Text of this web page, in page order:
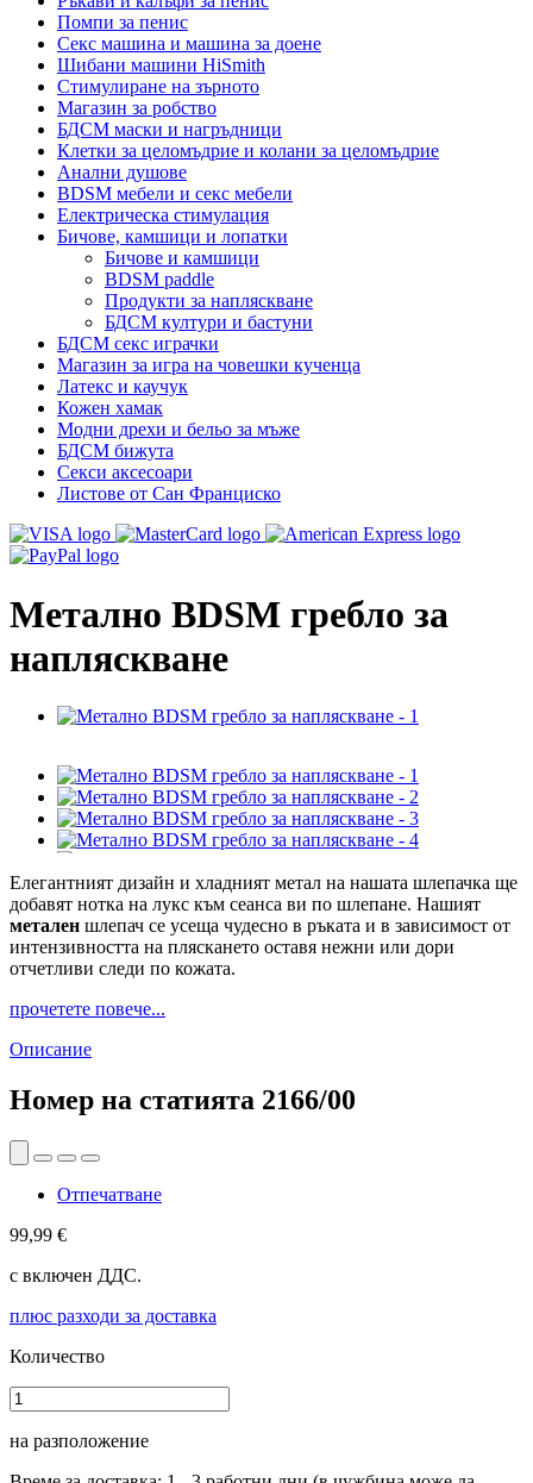
Помпи за пенис
Секс машина и машина за доене
Шибани машини HiSmith
Стимулиране на зърното
Магазин за робство
БДСМ маски и нагръдници
Клетки за целомъдрие и колани за целомъдрие
Анални душове
BDSM мебели и секс мебели
Електрическа стимулация
Бичове, камшици и лопатки
Бичове и камшици
BDSM paddle
Продукти за напляскване
БДСМ култури и бастуни
БДСМ секс играчки
Магазин за игра на човешки кученца
Латекс и каучук
Кожен хамак
Модни дрехи и бельо за мъже
БДСМ бижута
Секси аксесоари
Листове от Сан Франциско
Метално BDSM гребло за
напляскване
Елегантният дизайн и хладният метал на нашата шлепачка ще
добавят нотка на лукс към сеанса ви по шлепане. Нашият
метален шлепач се усеща чудесно в ръката и в зависимост от
интензивността на пляскането оставя нежни или дори
отчетливи следи по кожата.
прочетете повече...
Описание
Номер на статията 2166/00
Отпечатване
99,99 €
с включен ДДС.
плюс разходи за доставка
Количество
на разположение